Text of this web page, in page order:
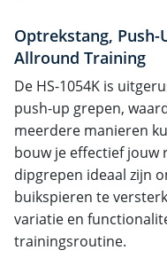
Optrekstang,
Allround Training
De HS-1054K is
push-up grepen,
meerdere manieren
bouw je effectief jouw
dipgrepen ideaal zijn
buikspieren te
variatie en
trainingsroutine.